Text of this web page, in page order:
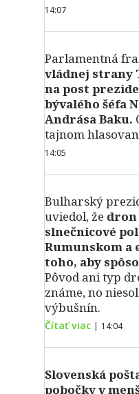
14:07
Parlamentná
vládnej strany
na post
bývalého šéfa
Andrása Baku.
tajnom
14:05
Bulharský
uviedol, že dron
slnečnicové
Rumunskom a
toho, aby
Pôvod ani typ
známe, no
výbušnín.
Čítať viac | 14:04
Slovenská
pobočky v